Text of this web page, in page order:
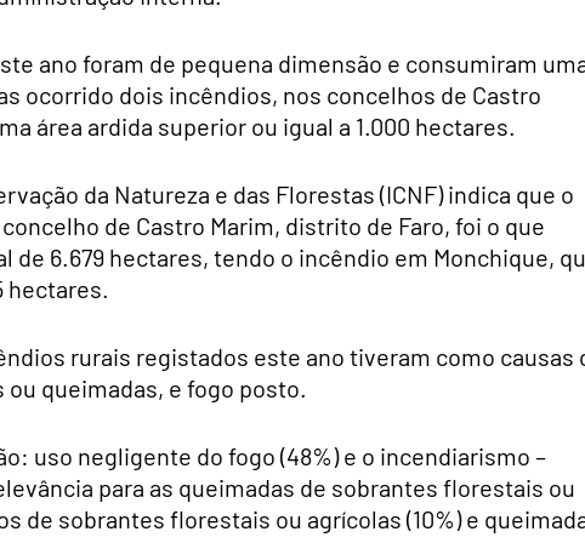
ano foram de pequena dimensão e consumiram
ocorrido dois incêndios, nos concelhos de Castro
área ardida superior ou igual a 1.000 hectares.
da Natureza e das Florestas (ICNF) indica que o
de Castro Marim, distrito de Faro, foi o que
de 6.679 hectares, tendo o incêndio em Monchique,
hectares.
rurais registados este ano tiveram como causas
queimadas, e fogo posto.
uso negligente do fogo (48%) e o incendiarismo –
para as queimadas de sobrantes florestais ou
de sobrantes florestais ou agrícolas (10%) e